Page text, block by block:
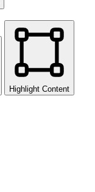
Highlight Content